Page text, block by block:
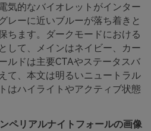
気的なバイオレットがインター
レーに近いブルーが落ち着きと
ちます。ダークモードにおける
して、メインはネイビー、カー
ルドは主要CTAやステータスバ
て、本文は明るいニュートラル
はハイライトやアクティブ状態
ペリアルナイトフォールの画像